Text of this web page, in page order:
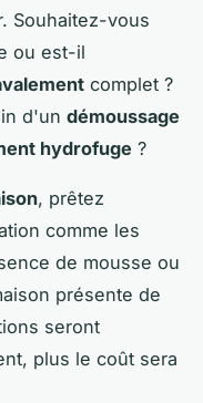
Souhaitez-vous
ou est-il
complet ?
d'un démoussage
hydrofuge ?
, prêtez
comme les
de mousse ou
présente de
seront
plus le coût sera